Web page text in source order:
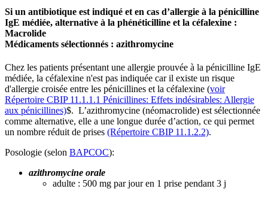
Si un antibiotique est indiqué et en cas d’allergie à la pénicilline
IgE médiée, alternative à la phénéticilline et la céfalexine :
Macrolide
Médicaments sélectionnés : azithromycine
Chez les patients présentant une allergie prouvée à la pénicilline IgE
médiée, la céfalexine n'est pas indiquée car il existe un risque
d'allergie croisée entre les pénicillines et la céfalexine (voir
Répertoire CBIP 11.1.1.1 Pénicillines: Effets indésirables: Allergie
aux pénicillines)$​​​​​​​. L’azithromycine (néomacrolide) est sélectionnée
comme alternative, elle a une longue durée d’action, ce qui permet
un nombre réduit de prises (Répertoire CBIP 11.1.2.2).
Posologie (selon BAPCOC):
azithromycine orale
adulte : 500 mg par jour en 1 prise pendant 3 j